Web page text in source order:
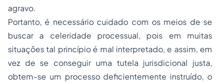
agravo.
Portanto, é necessário cuidado com os meios de se
buscar a celeridade processual, pois em muitas
situações tal princípio é mal interpretado, e assim, em
vez de se conseguir uma tutela jurisdicional justa,
obtem-se um processo deficientemente instruído, o